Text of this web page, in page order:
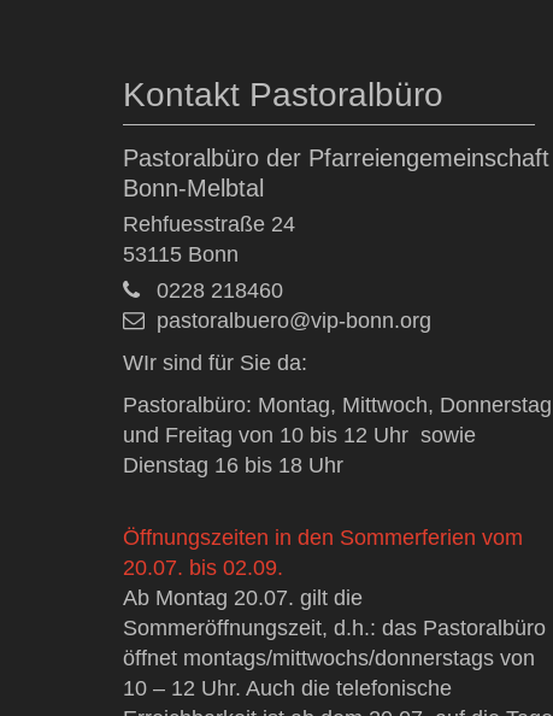
Kontakt Pastoralbüro
Pastoralbüro der Pfarreiengemeinschaft
Bonn-Melbtal
Rehfuesstraße 24
53115 Bonn
0228 218460
pastoralbuero@vip-bonn.org
WIr sind für Sie da:
Pastoralbüro: Montag, Mittwoch, Donnerstag
und Freitag von 10 bis 12 Uhr sowie
Dienstag 16 bis 18 Uhr
Öffnungszeiten in den Sommerferien vom
20.07. bis 02.09.
Ab Montag 20.07. gilt die
Sommeröffnungszeit, d.h.: das Pastoralbüro
öffnet montags/mittwochs/donnerstags von
10 – 12 Uhr. Auch die telefonische